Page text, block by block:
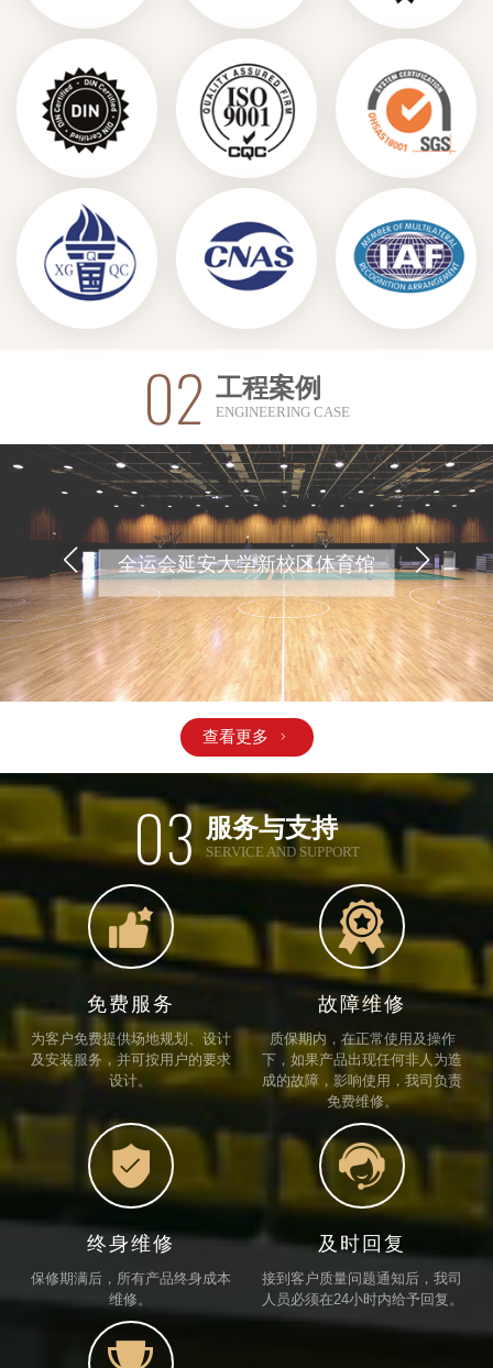
02 工程案例
ENGINEERING CASE
全运会延安大学新校区体育馆
查看更多 
03 服务与支持
SERVICE AND SUPPORT

免费服务
为客户免费提供场地规划、设计
及安装服务，并可按用户的要求
设计。

故障维修
质保期内，在正常使用及操作
下，如果产品出现任何非人为造
成的故障，影响使用，我司负责
免费维修。

终身维修
保修期满后，所有产品终身成本
维修。

及时回复
接到客户质量问题通知后，我司
人员必须在24小时内给予回复。